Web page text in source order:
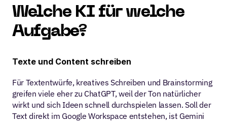
Welche KI für welche
Aufgabe?
Texte und Content schreiben
Für Textentwürfe, kreatives Schreiben und Brainstorming
greifen viele eher zu ChatGPT, weil der Ton natürlicher
wirkt und sich Ideen schnell durchspielen lassen. Soll der
Text direkt im Google Workspace entstehen, ist Gemini